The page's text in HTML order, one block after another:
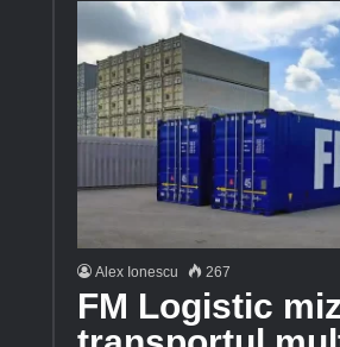
Alex Ionescu 267
FM Logistic